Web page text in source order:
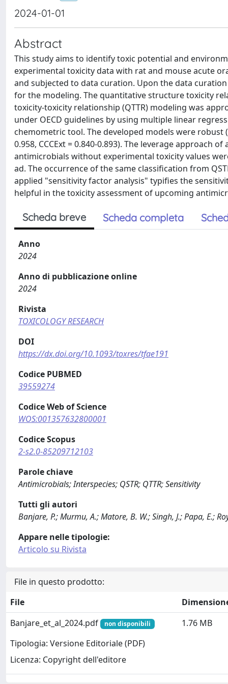
2024-01-01
Abstract
This study aims to identify toxic potential and
experimental toxicity data with rat and mouse acute
and subjected to data curation. Upon the data
for the modeling. The quantitative structure toxicity
toxicity-toxicity relationship (QTTR) modeling was
under OECD guidelines by using multiple linear
chemometric tool. The developed models were robust
0.958, CCCExt = 0.840-0.893). The leverage approach
antimicrobials without experimental toxicity values
ad. The occurrence of the same classification from
applied "sensitivity factor analysis" typifies the
helpful in the toxicity assessment of upcoming
Scheda breve Scheda completa
Anno
2024
Anno di pubblicazione online
2024
Rivista
TOXICOLOGY RESEARCH
DOI
https://dx.doi.org/10.1093/toxres/tfae191
Codice PUBMED
39559274
Codice Web of Science
WOS:001357632800001
Codice Scopus
2-s2.0-85209712103
Parole chiave
Antimicrobials; Interspecies; QSTR; QTTR; Sensitivity
Tutti gli autori
Banjare, P.; Murmu, A.; Matore, B. W.; Singh, J.; Papa, E.;
Appare nelle tipologie:
Articolo su Rivista
File in questo prodotto:
File
Banjare_et_al_2024.pdf
non disponibili
Tipologia: Versione Editoriale (PDF)
Licenza: Copyright dell'editore
1.76 MB